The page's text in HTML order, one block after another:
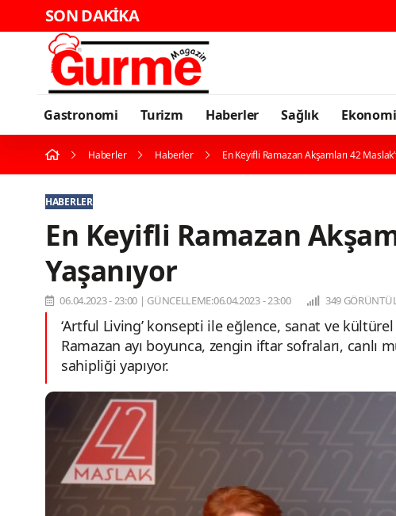
SON DAKİKA
Gastronomi Turizm Haberler Sağlık Ekonomi
Haberler Haberler En Keyifli Ramazan Akşamları 42
HABERLER
En Keyifli Ramazan
Yaşanıyor
06.04.2023 - 23:00 | GÜNCELLEME:06.04.2023 - 23:00 349
‘Artful Living’ konsepti ile eğlence, sanat ve
Ramazan ayı boyunca, zengin iftar sofraları, canlı
sahipliği yapıyor.